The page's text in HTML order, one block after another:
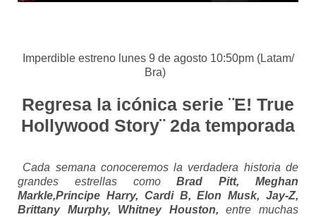
Imperdible estreno lunes 9 de agosto 10:50pm (Latam/
Bra)
Regresa la icónica serie ¨E! True
Hollywood Story¨ 2da temporada
Cada semana conoceremos la verdadera historia de
grandes estrellas comoBrad Pitt, Meghan
Markle,Principe Harry, Cardi B, Elon Musk, Jay-Z,
Brittany Murphy, Whitney Houston, entre muchas